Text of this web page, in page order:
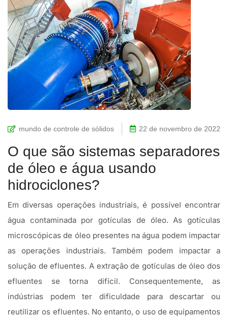
mundo de controle de sólidos 22 de novembro de 2022
O que são sistemas separadores
de óleo e água usando
hidrociclones?
Em diversas operações industriais, é possível encontrar
água contaminada por gotículas de óleo. As gotículas
microscópicas de óleo presentes na água podem impactar
as operações industriais. Também podem impactar a
solução de efluentes. A extração de gotículas de óleo dos
efluentes se torna difícil. Consequentemente, as
indústrias podem ter dificuldade para descartar ou
reutilizar os efluentes. No entanto, o uso de equipamentos